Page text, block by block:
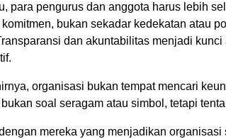
para pengurus dan anggota harus lebih
bukan sekadar kedekatan atau
dan akuntabilitas menjadi
organisasi bukan tempat mencari
soal seragam atau simbol, tetapi
mereka yang menjadikan